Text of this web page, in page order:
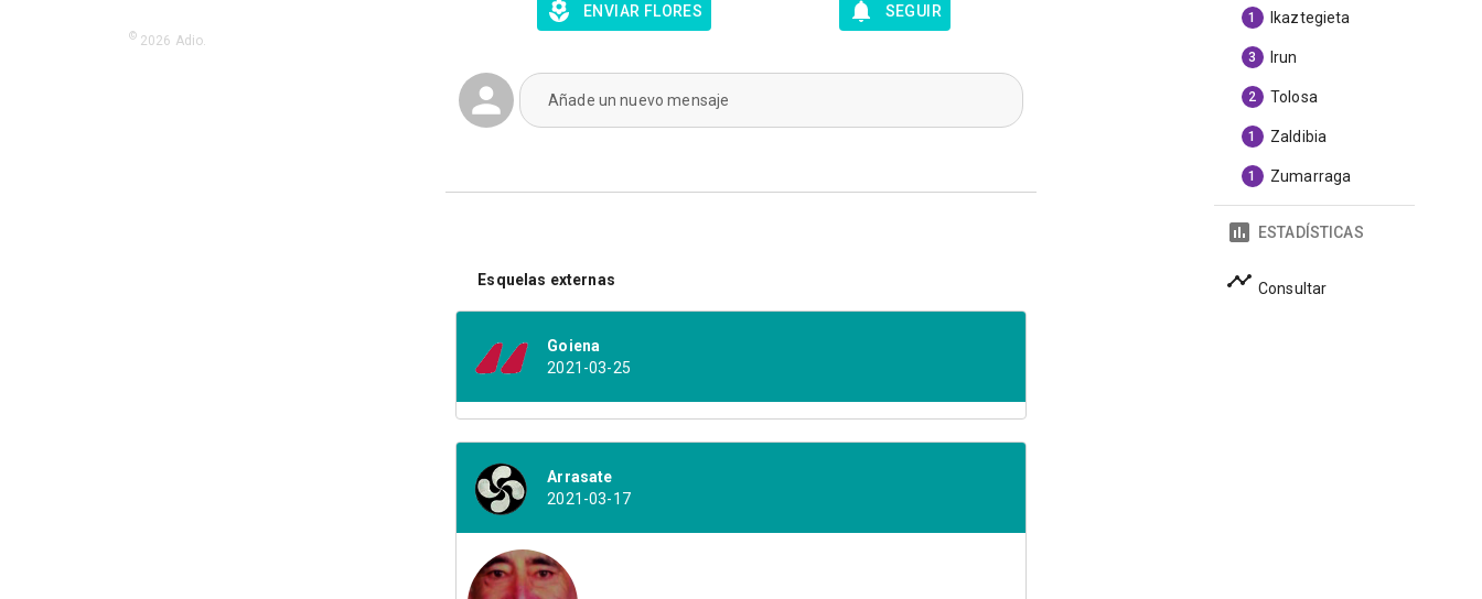
© 2026 Adio.
ENVIAR FLORES SEGUIR
Añade un nuevo mensaje
Esquelas externas
Goiena
2021-03-25
Arrasate
2021-03-17
1 Ikaztegieta
3 Irun
2 Tolosa
1 Zaldibia
1 Zumarraga
ESTADÍSTICAS
Consultar